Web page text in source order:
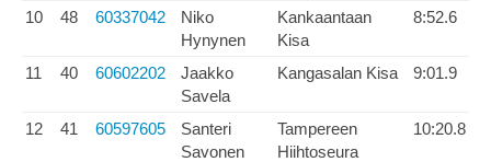
10
48 60337042
Niko
Hynynen
Kankaantaan
Kisa
8:52.6
11 40 60602202
Jaakko
Savela
Kangasalan Kisa 9:01.9
12 41 60597605
Santeri
Savonen
Tampereen
Hiihtoseura
10:20.8